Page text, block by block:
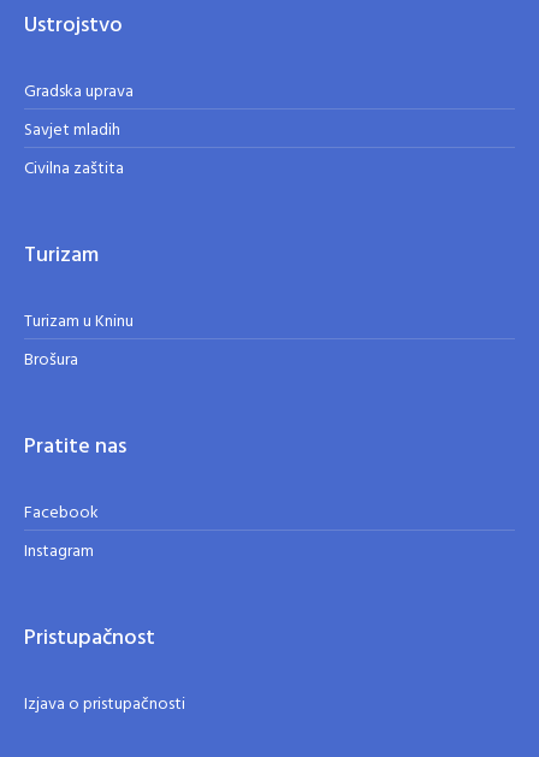
Ustrojstvo
Gradska uprava
Savjet mladih
Civilna zaštita
Turizam
Turizam u Kninu
Brošura
Pratite nas
Facebook
Instagram
Pristupačnost
Izjava o pristupačnosti